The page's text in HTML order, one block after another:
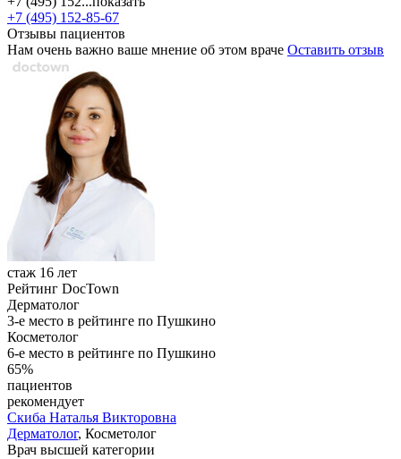
+7 (495) 152-85-67
Отзывы пациентов
Нам очень важно ваше мнение об этом враче Оставить отзыв
стаж 16 лет
Рейтинг DocTown
Дерматолог
3-е место в рейтинге по Пушкино
Косметолог
6-е место в рейтинге по Пушкино
65%
пациентов
рекомендует
Скиба Наталья Викторовна
Дерматолог, Косметолог
Врач высшей категории